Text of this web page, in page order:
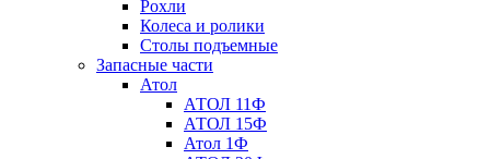
Рохли
Колеса и ролики
Столы подъемные
Запасные части
Атол
АТОЛ 11Ф
АТОЛ 15Ф
Атол 1Ф